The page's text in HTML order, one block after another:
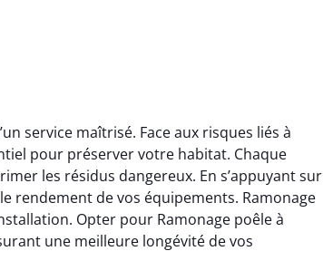
service maîtrisé. Face aux risques liés à
pour préserver votre habitat. Chaque
les résidus dangereux. En s’appuyant sur
rendement de vos équipements. Ramonage
Opter pour Ramonage poêle à
une meilleure longévité de vos